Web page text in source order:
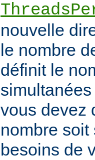
nouvelle
le nombre
définit le
vous devez
nombre soit
besoins de